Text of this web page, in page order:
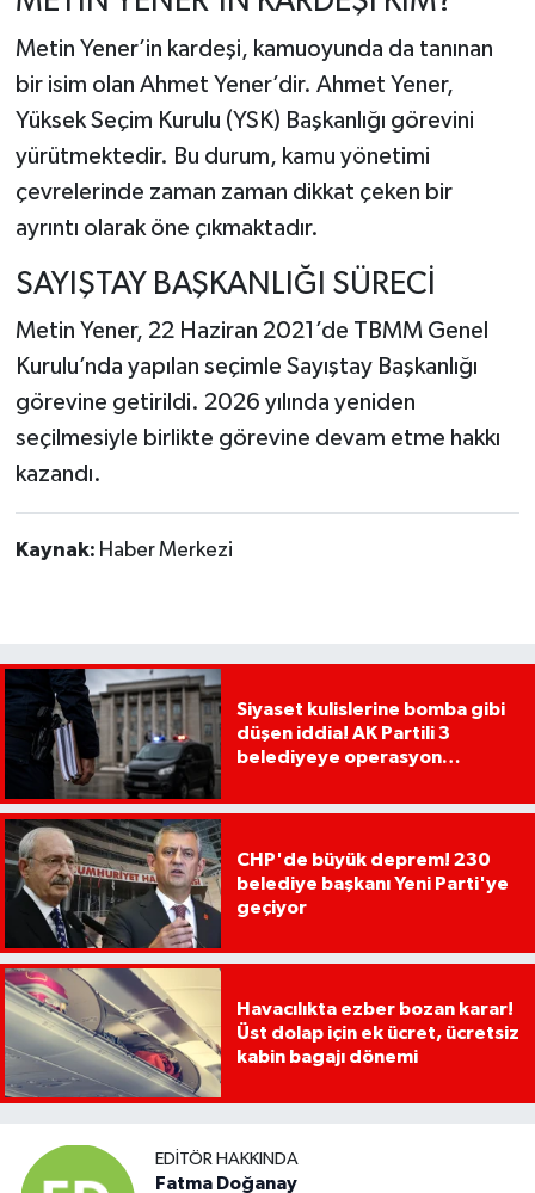
Metin Yener’in kardeşi, kamuoyunda da tanınan
bir isim olan Ahmet Yener’dir. Ahmet Yener,
Yüksek Seçim Kurulu (YSK) Başkanlığı görevini
yürütmektedir. Bu durum, kamu yönetimi
çevrelerinde zaman zaman dikkat çeken bir
ayrıntı olarak öne çıkmaktadır.
SAYIŞTAY BAŞKANLIĞI SÜRECİ
Metin Yener, 22 Haziran 2021’de TBMM Genel
Kurulu’nda yapılan seçimle Sayıştay Başkanlığı
görevine getirildi. 2026 yılında yeniden
seçilmesiyle birlikte görevine devam etme hakkı
kazandı.
Kaynak: Haber Merkezi
Siyaset kulislerine bomba gibi
düşen iddia! AK Partili 3
belediyeye operasyon
CHP'de büyük deprem! 230
belediye başkanı Yeni Parti'ye
geçiyor
Havacılıkta ezber bozan karar!
Üst dolap için ek ücret, ücretsiz
kabin bagajı dönemi
EDITÖR HAKKINDA
Fatma Doğanay